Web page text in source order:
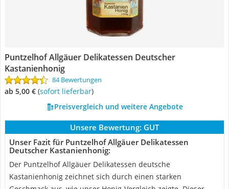
Puntzelhof Allgäuer Delikatessen Deutscher
Kastanienhonig
84 Bewertungen
ab 5,00 € ( Sofort lieferbar)
Preisvergleich und weitere Angebote
Unsere Bewertung: GUT
Unser Fazit für Puntzelhof Allgäuer Delikatessen
Deutscher Kastanienhonig:
Der Puntzelhof Allgäuer Delikatessen deutsche
Kastanienhonig zeichnet sich durch einen starken